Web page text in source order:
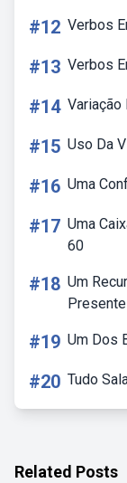
#12 Verbos
#13 Verbos
#14 Variação
#15 Uso Da
#16 Uma
#17 Uma
60
#18 Um
#19 Um Dos
#20 Tudo
Related Posts